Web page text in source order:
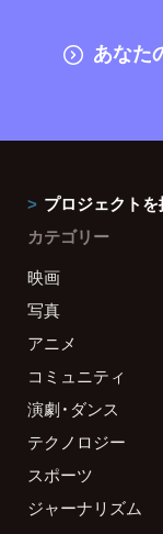
あなた
プロジェクト
カテゴリー
映画
写真
アニメ
コミュニティ
演劇・ダンス
テクノロジー
スポーツ
ジャーナリズム